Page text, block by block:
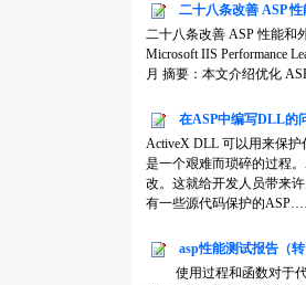
二十八条改善 ASP
二十八条改善 ASP 性能和
Microsoft IIS Performance
月 摘要：本文介绍优化
在ASP中编写DLL的
ActiveX DLL 可以用来保
是一个艰难而琐碎的过程
改。这就给开发人员带来
有一些源代码保护的
asp性能测试报告（
使用过程和函数对于代